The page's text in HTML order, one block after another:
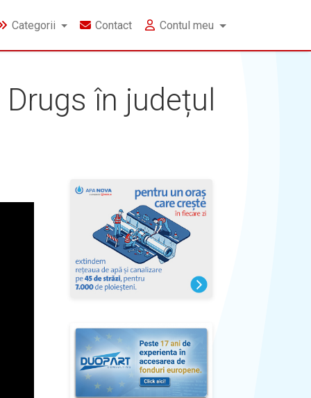
Categorii Contact Contul meu
în județul